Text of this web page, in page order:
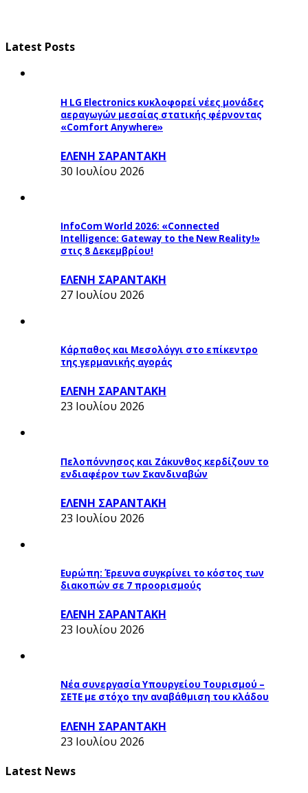
Latest Posts
Η LG Electronics κυκλοφορεί νέες μονάδες
αεραγωγών μεσαίας στατικής φέρνοντας
«Comfort Anywhere»
ΕΛΕΝΗ ΣΑΡΑΝΤΑΚΗ
30 Ιουλίου 2026
InfoCom World 2026: «Connected
Intelligence: Gateway to the New Reality!»
στις 8 Δεκεμβρίου!
ΕΛΕΝΗ ΣΑΡΑΝΤΑΚΗ
27 Ιουλίου 2026
Κάρπαθος και Μεσολόγγι στο επίκεντρο
της γερμανικής αγοράς
ΕΛΕΝΗ ΣΑΡΑΝΤΑΚΗ
23 Ιουλίου 2026
Πελοπόννησος και Ζάκυνθος κερδίζουν το
ενδιαφέρον των Σκανδιναβών
ΕΛΕΝΗ ΣΑΡΑΝΤΑΚΗ
23 Ιουλίου 2026
Ευρώπη: Έρευνα συγκρίνει το κόστος των
διακοπών σε 7 προορισμούς
ΕΛΕΝΗ ΣΑΡΑΝΤΑΚΗ
23 Ιουλίου 2026
Νέα συνεργασία Υπουργείου Τουρισμού –
ΣΕΤΕ με στόχο την αναβάθμιση του κλάδου
ΕΛΕΝΗ ΣΑΡΑΝΤΑΚΗ
23 Ιουλίου 2026
Latest News